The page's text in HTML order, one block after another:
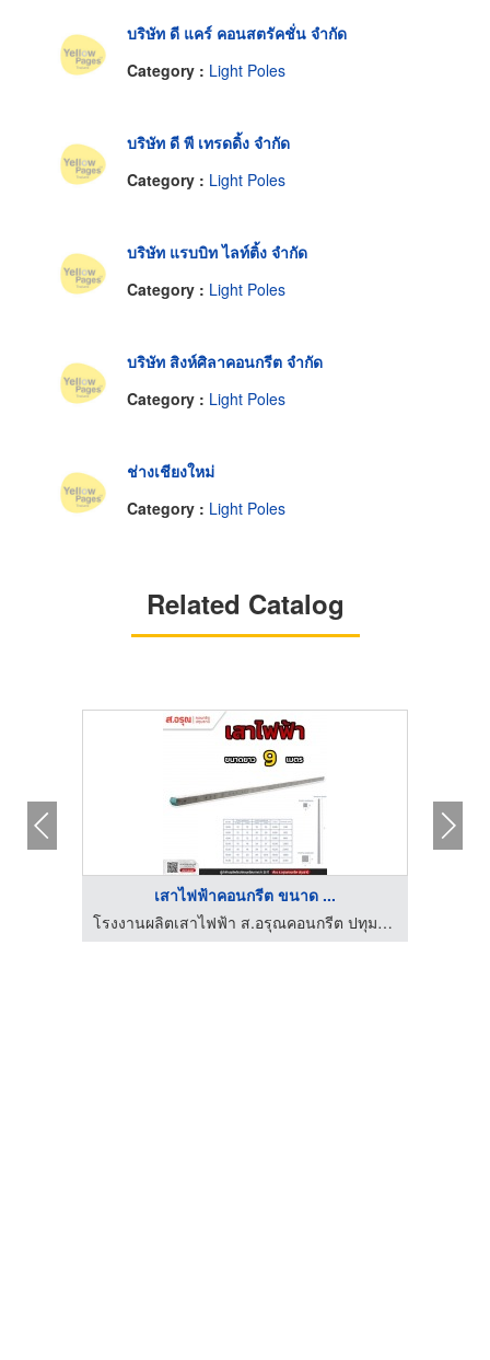
บริษัท ดี แคร์ คอนสตรัคชั่น จำกัด
Category : Light Poles
บริษัท ดี พี เทรดดิ้ง จำกัด
Category : Light Poles
บริษัท แรบบิท ไลท์ติ้ง จำกัด
Category : Light Poles
บริษัท สิงห์ศิลาคอนกรีต จำกัด
Category : Light Poles
ช่างเชียงใหม่
Category : Light Poles
Related Catalog
เสาไฟฟ้าคอนกรีต ขนาด ...
โรงงานผลิตเสาไฟฟ้า ส.อรุณคอนกรีต ปทุมธานี